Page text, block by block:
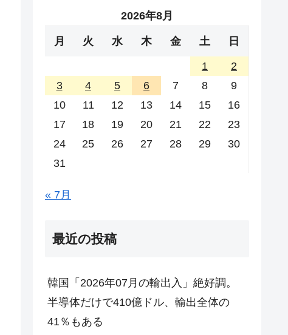
2026年8月
月 火 水 木 金 土 日
1
2
3
4 5 6 7 8
9
10
11 12 13 14 15
16
17
18 19 20 21 22
23
24
25 26 27 28 29
30
31
« 7月
最近の投稿
韓国「2026年07月の輸出入」絶好調。
半導体だけで410億ドル、輸出全体の
41％もある